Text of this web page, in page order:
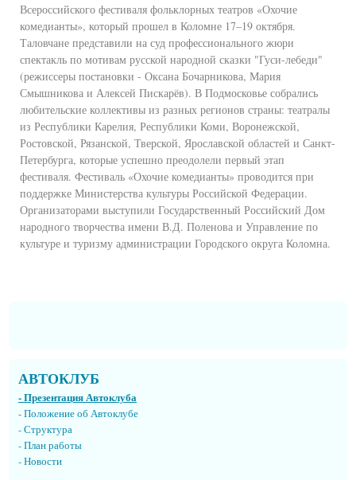
Всероссийского фестиваля фольклорных театров «Охочие
комедианты», который прошел в Коломне 17–19 октября.
Таловчане представили на суд профессионального жюри
спектакль по мотивам русской народной сказки "Гуси-лебеди"
(режиссеры постановки - Оксана Бочарникова, Мария
Смышникова и Алексей Пискарёв). В Подмосковье собрались
любительские коллективы из разных регионов страны: театралы
из Республики Карелия, Республики Коми, Воронежской,
Ростовской, Рязанской, Тверской, Ярославской областей и Санкт-
Петербурга, которые успешно преодолели первый этап
фестиваля. Фестиваль «Охочие комедианты» проводится при
поддержке Министерства культуры Российской Федерации.
Организаторами выступили Государственный Российский Дом
народного творчества имени В.Д. Поленова и Управление по
культуре и туризму администрации Городского округа Коломна.
АВТОКЛУБ
- Презентация Автоклуба
-Положение об Автоклубе
- Структура
- План работы
- Новости